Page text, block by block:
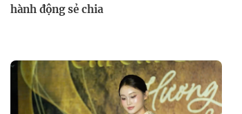
hành động sẻ chia